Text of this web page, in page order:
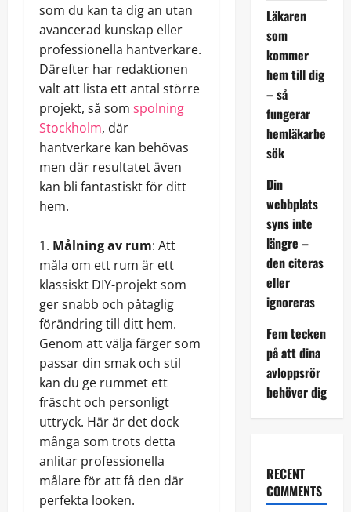
som du kan ta dig an utan
avancerad kunskap eller
professionella hantverkare.
Därefter har redaktionen
valt att lista ett antal större
projekt, så som spolning
Stockholm, där
hantverkare kan behövas
men där resultatet även
kan bli fantastiskt för ditt
hem.
Målning av rum: Att
måla om ett rum är ett
klassiskt DIY-projekt som
ger snabb och påtaglig
förändring till ditt hem.
Genom att välja färger som
passar din smak och stil
kan du ge rummet ett
fräscht och personligt
uttryck. Här är det dock
många som trots detta
anlitar professionella
målare för att få den där
perfekta looken.
Läkaren
som
kommer
hem till dig
– så
fungerar
hemläkarbe
sök
Din
webbplats
syns inte
längre –
den citeras
eller
ignoreras
Fem tecken
på att dina
avloppsrör
behöver dig
RECENT
COMMENTS